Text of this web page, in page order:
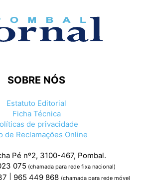
SOBRE NÓS
Estatuto Editorial
Ficha Técnica
de privacidade
de Reclamações Online
Pé nº2, 3100-467, Pombal.
075 (chamada para rede fixa nacional)
| 965 449 868 (chamada para rede móvel